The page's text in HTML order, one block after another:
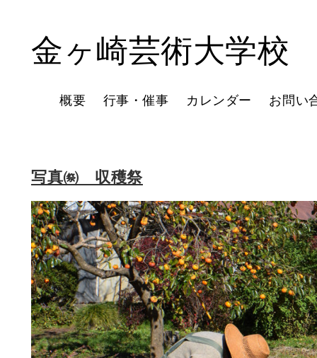
金ヶ崎芸術大学校
概要 行事・催事 カレンダー お問い
写真㉀ 収穫祭